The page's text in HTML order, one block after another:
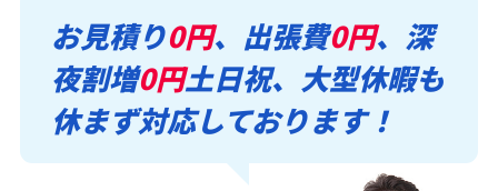
お見積り0円、出張費0円、深
夜割増0円土日祝、大型休暇も
休まず対応しております！